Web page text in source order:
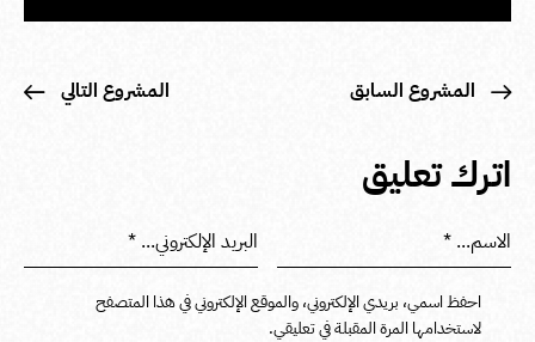
المشروع السابق المشروع التالي
اترك تعليق
احفظ اسمي، بريدي الإلكتروني، والموقع الإلكتروني في هذا المتصفح
لاستخدامها المرة المقبلة في تعليقي.